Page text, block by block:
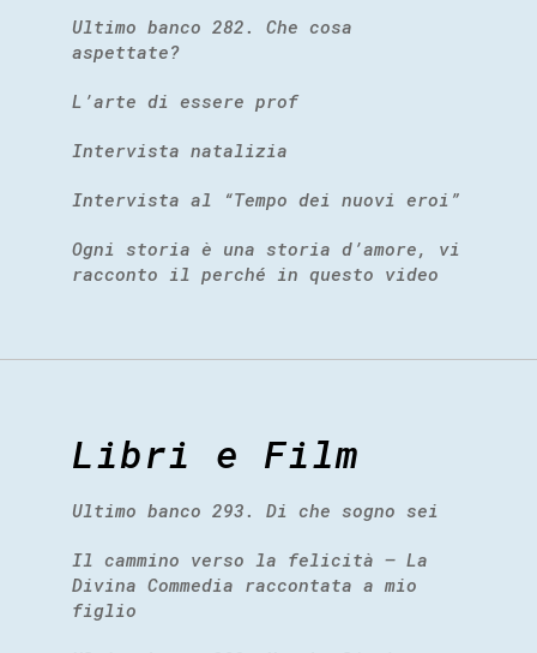
Ultimo banco 282. Che cosa
aspettate?
L’arte di essere prof
Intervista natalizia
Intervista al “Tempo dei nuovi eroi”
Ogni storia è una storia d’amore, vi
racconto il perché in questo video
Libri e Film
Ultimo banco 293. Di che sogno sei
Il cammino verso la felicità – La
Divina Commedia raccontata a mio
figlio